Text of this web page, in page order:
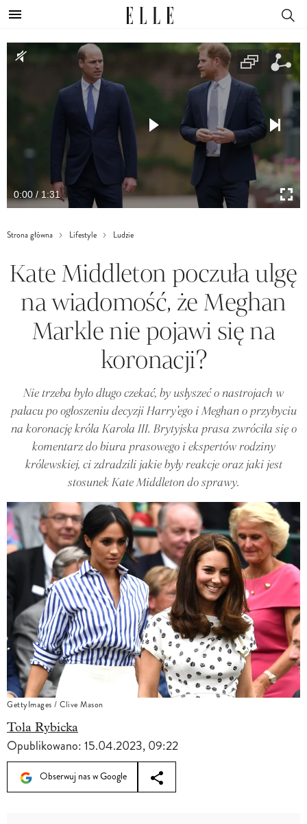
0:00 / 1:31
Strona główna Lifestyle Ludzie
Kate Middleton poczuła ulgę
na wiadomość, że Meghan
Markle nie pojawi się na
koronacji?
Nie trzeba było długo czekać, by usłyszeć o nastrojach w
pałacu po ogłoszeniu decyzji Harry’ego i Meghan o przybyciu
na koronację króla Karola III. Brytyjska prasa zwróciła się o
komentarz do biura prasowego i ekspertów rodziny
królewskiej, ci zdradzili jakie były reakcje oraz jaki jest
stosunek Kate Middleton do sprawy.
GettyImages / Clive Mason
Tola Rybicka
Opublikowano:15.04.2023, 09:22
Obserwuj nas w Google